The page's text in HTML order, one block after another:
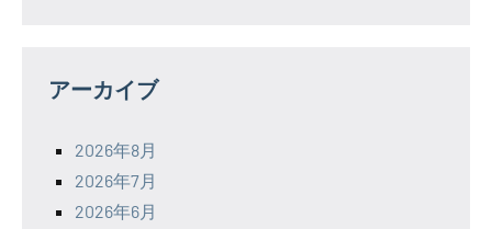
アーカイブ
2026年8月
2026年7月
2026年6月